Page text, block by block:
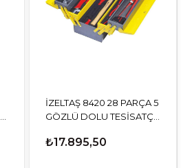
İZELTAŞ 8420 28 PARÇA 5
GÖZLÜ DOLU TESİSATÇI
₺17.895,50